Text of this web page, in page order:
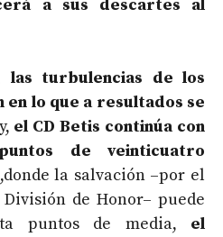
a sus descartes al
las turbulencias de los
lo que a resultados se
el CD Betis continúa con
de veinticuatro
la salvación –por el
de Honor– puede
puntos de media, el